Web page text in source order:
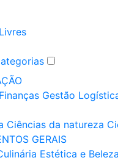
Finanças Gestão
Ciências da natureza
GERAIS
Estética e Beleza